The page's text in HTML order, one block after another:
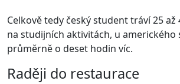
Celkově tedy český student tráví 25
na studijních aktivitách, u amerického
průměrně o deset hodin víc.
Raději do restaurace